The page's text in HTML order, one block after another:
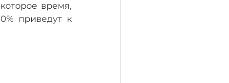
время,
приведут к